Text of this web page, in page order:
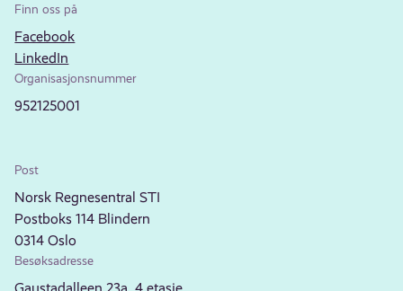
Finn oss på
Facebook
LinkedIn
Organisasjonsnummer
952125001
Post
Norsk Regnesentral STI
Postboks 114 Blindern
0314 Oslo
Besøksadresse
Gaustadalleen 23a, 4.etasje